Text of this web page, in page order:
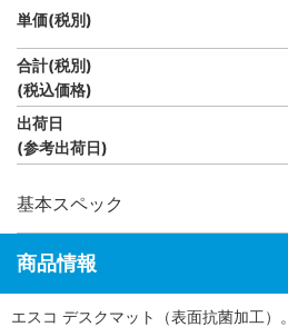
単価(税別)
合計(税別)
(税込価格)
出荷日
(参考出荷日)
基本スペック
商品情報
エスコ デスクマット（表面抗菌加工）。